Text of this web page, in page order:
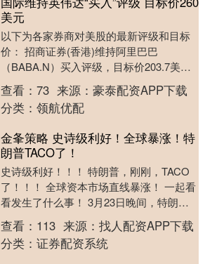
美元
以下为各家券商对美股的最新评级和目标
价： 招商证券(香港)维持阿里巴巴
（BABA.N）买入评级，目标价203.7美
元： 阿里云3QFY26收入同比增36%，超
预....
查看： 73 来源： 豪泰配资APP下载
分类： 领航优配
金夆策略 史诗级利好！全球暴涨！特
朗普TACO了！
史诗级利好！！！ 特朗普，刚刚，TACO
了！！！ 全球资本市场直线暴涨！ 一起看
看发生了什么事！ 3月23日晚间，特朗普
突然宣布，已指示推迟对伊朗的所有打击
行动....
查看： 113 来源： 找人配资APP下载
分类： 证券配资系统